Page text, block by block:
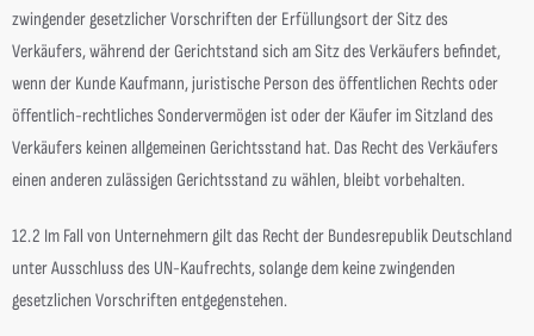
zwingender gesetzlicher Vorschriften der Erfüllungsort der Sitz des
Verkäufers, während der Gerichtstand sich am Sitz des Verkäufers befindet,
wenn der Kunde Kaufmann, juristische Person des öffentlichen Rechts oder
öffentlich-rechtliches Sondervermögen ist oder der Käufer im Sitzland des
Verkäufers keinen allgemeinen Gerichtsstand hat. Das Recht des Verkäufers
einen anderen zulässigen Gerichtsstand zu wählen, bleibt vorbehalten.
12.2 Im Fall von Unternehmern gilt das Recht der Bundesrepublik Deutschland
unter Ausschluss des UN-Kaufrechts, solange dem keine zwingenden
gesetzlichen Vorschriften entgegenstehen.